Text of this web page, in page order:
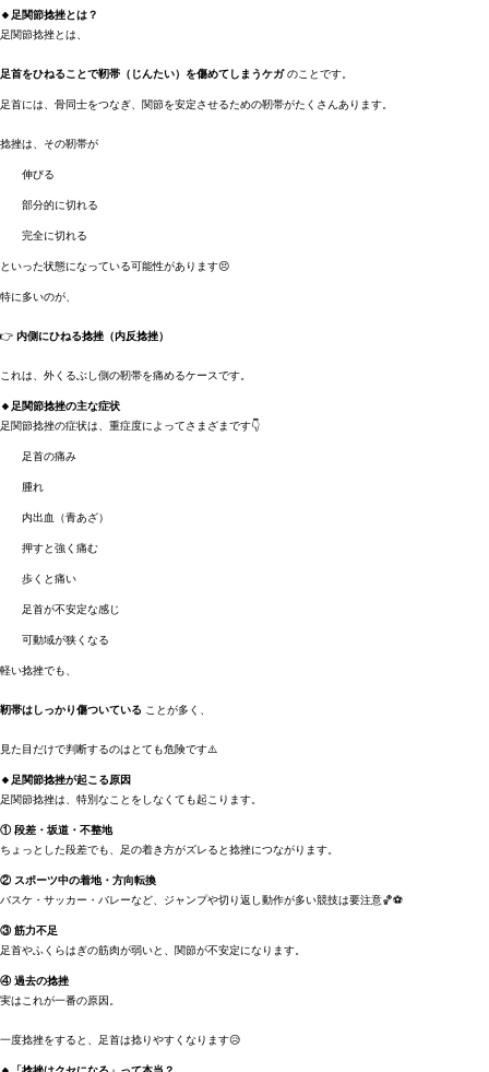
🔸足関節捻挫とは？
足関節捻挫とは、
足首をひねることで靭帯（じんたい）を傷めてしまうケガのことです。
足首には、骨同士をつなぎ、関節を安定させるための靭帯がたくさんあります。
捻挫は、その靭帯が
伸びる
部分的に切れる
完全に切れる
といった状態になっている可能性があります😣
特に多いのが、
👉 内側にひねる捻挫（内反捻挫）
これは、外くるぶし側の靭帯を痛めるケースです。
🔸足関節捻挫の主な症状
足関節捻挫の症状は、重症度によってさまざまです👇
足首の痛み
腫れ
内出血（青あざ）
押すと強く痛む
歩くと痛い
足首が不安定な感じ
可動域が狭くなる
軽い捻挫でも、
靭帯はしっかり傷ついている ことが多く、
見た目だけで判断するのはとても危険です⚠️
🔸足関節捻挫が起こる原因
足関節捻挫は、特別なことをしなくても起こります。
① 段差・坂道・不整地
ちょっとした段差でも、足の着き方がズレると捻挫につながります。
② スポーツ中の着地・方向転換
バスケ・サッカー・バレーなど、ジャンプや切り返し動作が多い競技は要注意🏀⚽
③ 筋力不足
足首やふくらはぎの筋肉が弱いと、関節が不安定になります。
④ 過去の捻挫
実はこれが一番の原因。
一度捻挫をすると、足首は捻りやすくなります😥